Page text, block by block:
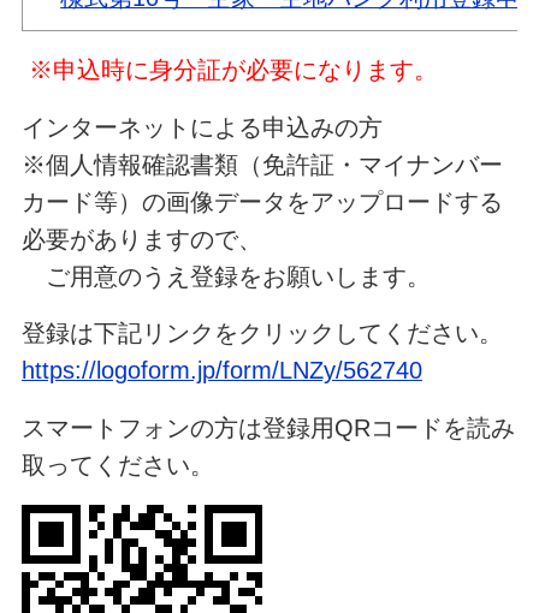
※申込時に身分証が必要になります。
インターネットによる申込みの方
※個人情報確認書類（免許証・マイナンバー
カード等）の画像データをアップロードする
必要がありますので、
ご用意のうえ登録をお願いします。
登録は下記リンクをクリックしてください。
https://logoform.jp/form/LNZy/562740
スマートフォンの方は登録用QRコードを読み
取ってください。